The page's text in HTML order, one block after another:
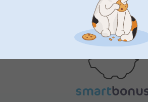
Nöjd kundgaranti